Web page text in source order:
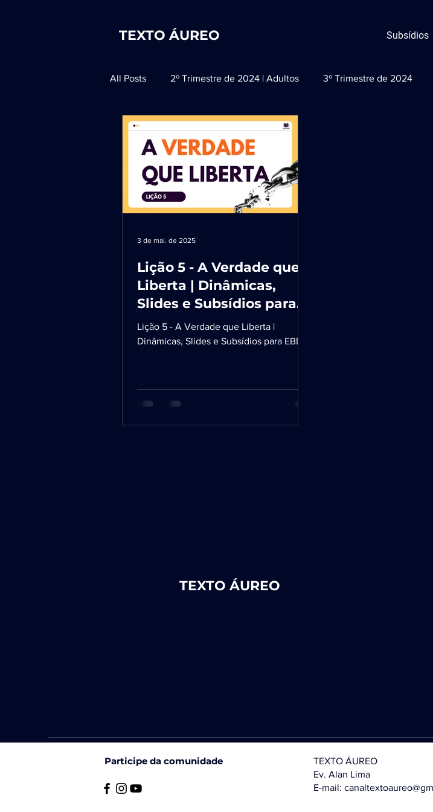
TEXTO ÁUREO Subsídios
All Posts 2º Trimestre de 2024 | Adultos 3º Trimestre de 2024
1º Trimestre de 2025 - Adultos 2º Trimestre de 2025 - Adultos
1º Trimestre de 2026 | Adultos
Lição 5 - A Verdade que
Liberta | Dinâmicas,
Slides e Subsídios para
EBD
Lição 5 - A Verdade que Liberta |
Dinâmicas, Slides e Subsídios para EBD
3 de mai. de 2025
TEXTO ÁUREO
Participe da comunidade
TEXTO ÁUREO
Ev. Alan Lima
E-mail: